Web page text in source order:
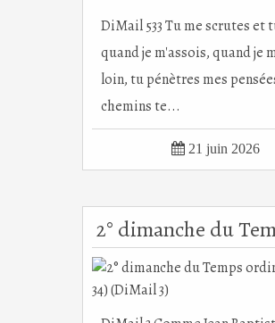
DiMail 533 Tu me scrutes et
quand je m'assois, quand je
loin, tu pénètres mes
chemins te...
 21 juin 2026